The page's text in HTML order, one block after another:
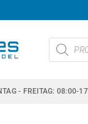
Products
search
- FREITAG: 08:00-